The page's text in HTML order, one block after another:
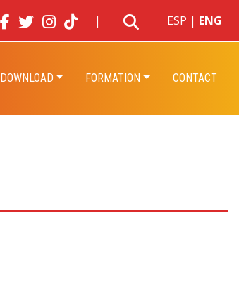
| ESP | ENG
DOWNLOAD FORMATION CONTACT